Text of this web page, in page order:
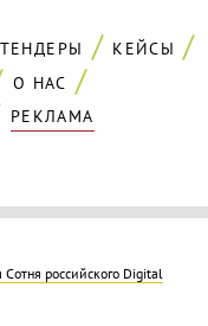
ТЕНДЕРЫ
КЕЙСЫ
О НАС
РЕКЛАМА
Cотня российского Digital